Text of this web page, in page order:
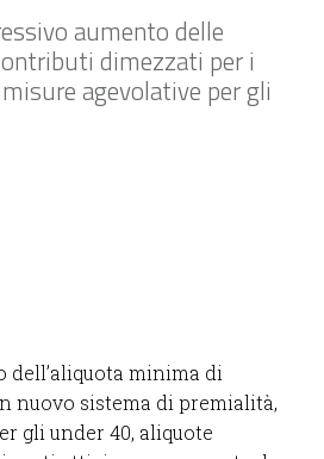
aumento delle
dimezzati per i
agevolative per gli
dell’aliquota minima di
nuovo sistema di premialità,
gli under 40, aliquote